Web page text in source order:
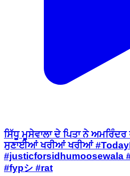
ਸਿੱਧੂ ਮੂਸੇਵਾਲਾ ਦੇ ਪਿਤਾ ਨੇ ਅਮਰਿੰਦਰ
ਸੁਣਾਈਆਂ ਖਰੀਆਂ ਖਰੀਆਂ
#justicforsidhumoosewala
#fypシ #rat